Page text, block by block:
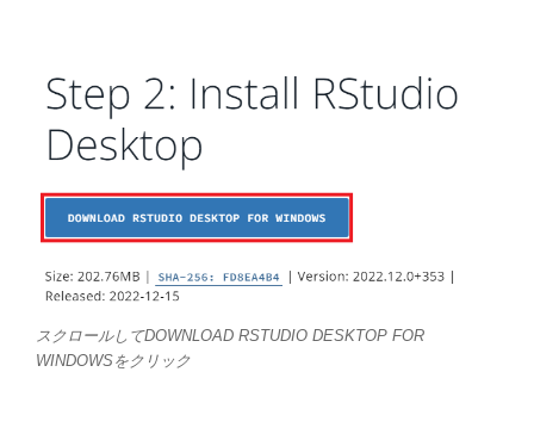
スクロールしてDOWNLOAD RSTUDIO DESKTOP FOR
WINDOWSをクリック